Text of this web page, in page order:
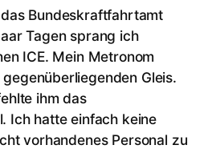
Bundeskraftfahrtamt
Tagen sprang ich
ICE. Mein Metronom
Gleis.
ihm das
Ich hatte einfach keine
vorhandenes Personal zu